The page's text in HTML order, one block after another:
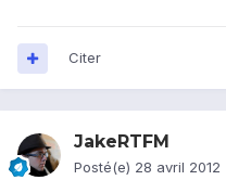
Citer
JakeRTFM
Posté(e) 28 avril 2012